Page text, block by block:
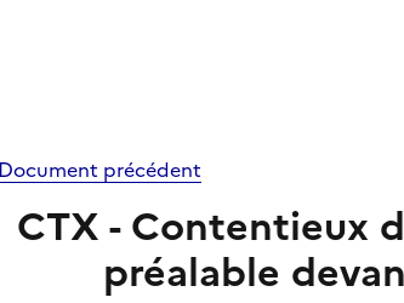
Document précédent
CTX - Contentieux
préalable